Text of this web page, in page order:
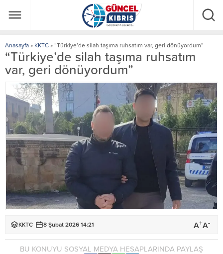
Anasayfa » KKTC » “Türkiye’de silah taşıma ruhsatım var, geri dönüyordum”
“Türkiye’de silah taşıma ruhsatım
var, geri dönüyordum”
KKTC 8 Şubat 2026 14:21 A+A-
BU KONUYU SOSYAL MEDYA HESAPLARINDA PAYLAŞ